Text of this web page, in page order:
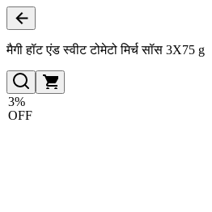
मैगी हॉट एंड स्वीट टोमेटो मिर्च सॉस 3X75 g
3%
OFF